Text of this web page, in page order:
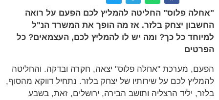
"אחלה פלוס" החליטה להמליץ לכם הפעם על רואה
החשבון יצחק בלזר. אז מה הופך את המשרד הנ"ל
למיוחד כל כך? ומה יש לו להמליץ לכם, העצמאים? כל
הפרטים
הפעם, מערכת "אחלה פלוס" יצאה, חקרה ובדקה. והחליטה
להמליץ לכם על שירותיו של יצחק בלזר. נתחיל דווקא מהסוף,
בלזר, יליד הרצליה ותושב הבירה, ירושלים, זאת, בשבע